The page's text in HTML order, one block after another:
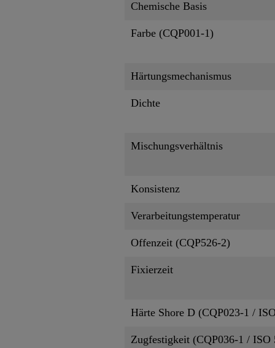
Chemische Basis
Farbe (CQP001-1)
Härtungsmechanismus
Dichte
Mischungsverhältnis
Konsistenz
Verarbeitungstemperatur
Offenzeit (CQP526-2)
Fixierzeit
Härte Shore D (CQP023-1 /
Zugfestigkeit (CQP036-1 / ISO